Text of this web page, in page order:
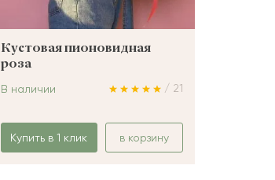
Кустовая пионовидная
роза
/ 21
В наличии
Купить в 1 клик в корзину